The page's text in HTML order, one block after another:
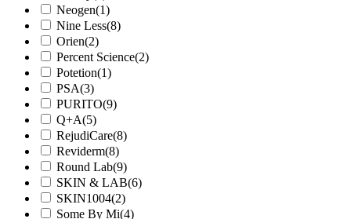
Neogen(1)
Nine Less(8)
Orien(2)
Percent Science(2)
Potetion(1)
PSA(3)
PURITO(9)
Q+A(5)
RejudiCare(8)
Reviderm(8)
Round Lab(9)
SKIN & LAB(6)
SKIN1004(2)
Some By Mi(4)